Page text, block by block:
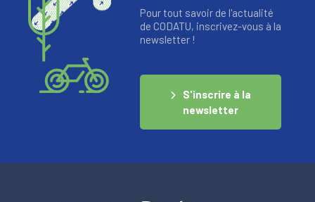
Pour tout savoir de l'actualité
de CODATU, inscrivez-vous à la
newsletter !
S'inscrire à la
newsletter